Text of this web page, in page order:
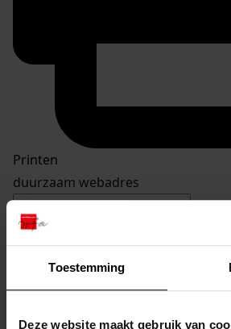
Toestemming
Deze website maakt gebruik van
Printen
duurzaam webadres
Inventaris